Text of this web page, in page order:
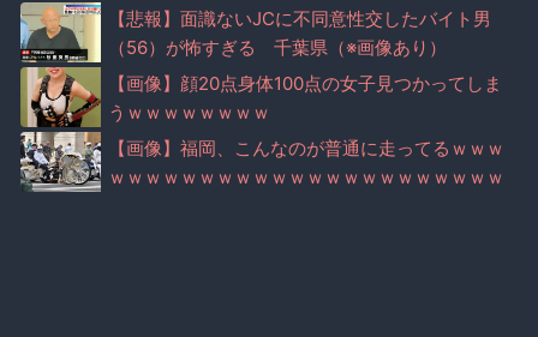
【悲報】面識ないJCに不同意性交したバイト男
（56）が怖すぎる 千葉県（※画像あり）
【画像】顔20点身体100点の女子見つかってしま
うｗｗｗｗｗｗｗｗ
【画像】福岡、こんなのが普通に走ってるｗｗｗ
ｗｗｗｗｗｗｗｗｗｗｗｗｗｗｗｗｗｗｗｗｗｗ